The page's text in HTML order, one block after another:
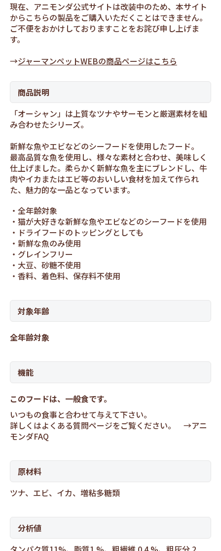
現在、アニモンダ公式サイトは改装中のため、本サイト
からこちらの製品をご購入いただくことはできません。
ご不便をおかけしておりますことをお詫び申し上げま
す。
→ジャーマンペットWEBの商品ページはこちら
商品説明
「オーシャン」は上質なツナやサーモンと厳選素材を組
み合わせたシリーズ。
新鮮な魚やエビなどのシーフードを使用したフード。
最高品質な魚を使用し、様々な素材と合わせ、美味しく
仕上げました。柔らかく新鮮な魚を主にブレンドし、牛
肉やイカまたはエビ等のおいしい食材を加えて作られ
た、魅力的な一品となっています。
全年齢対象
猫が大好きな新鮮な魚やエビなどのシーフードを使用
ドライフードのトッピングとしても
新鮮な魚のみ使用
グレインフリー
大豆、砂糖不使用
香料、着色料、保存料不使用
対象年齢
全年齢対象
機能
このフードは、一般食です。
いつもの食事と合わせて与えて下さい。
詳しくはよくある質問ページをご覧ください。 →アニ
モンダFAQ
原材料
ツナ、エビ、イカ、増粘多糖類
分析値